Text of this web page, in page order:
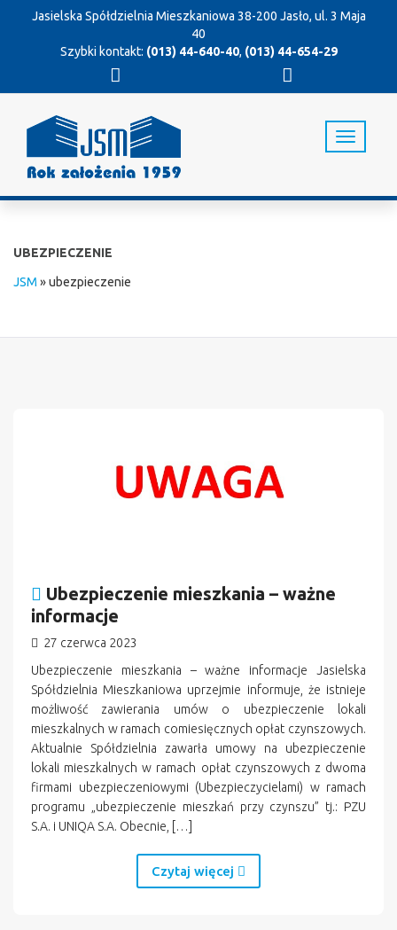
Jasielska Spółdzielnia Mieszkaniowa 38-200 Jasło, ul. 3 Maja
40
Szybki kontakt: (013) 44-640-40, (013) 44-654-29
T
o
UBEZPIECZENIE
JSM »ubezpieczenie
Ubezpieczenie mieszkania – ważne
informacje
27 czerwca 2023
Ubezpieczenie mieszkania – ważne informacje Jasielska
Spółdzielnia Mieszkaniowa uprzejmie informuje, że istnieje
możliwość zawierania umów o ubezpieczenie lokali
mieszkalnych w ramach comiesięcznych opłat czynszowych.
Aktualnie Spółdzielnia zawarła umowy na ubezpieczenie
lokali mieszkalnych w ramach opłat czynszowych z dwoma
firmami ubezpieczeniowymi (Ubezpieczycielami) w ramach
programu „ubezpieczenie mieszkań przy czynszu” tj.: PZU
S.A. i UNIQA S.A. Obecnie, […]
Czytaj więcej